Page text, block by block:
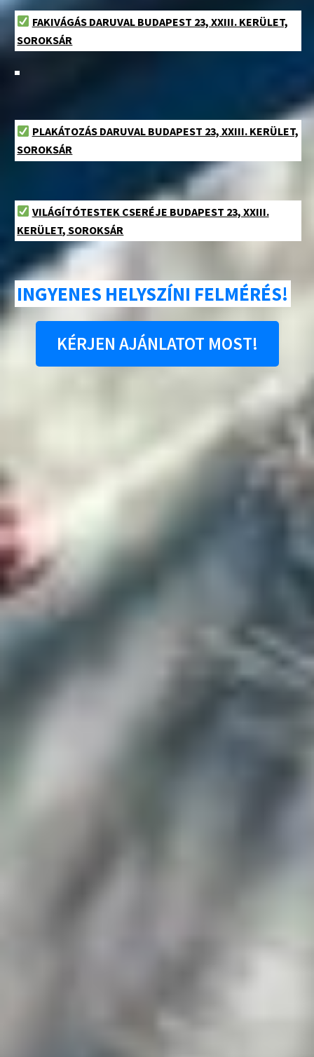
FAKIVÁGÁS DARUVAL BUDAPEST 23, XXIII. KERÜLET,
SOROKSÁR
PLAKÁTOZÁS DARUVAL BUDAPEST 23, XXIII. KERÜLET,
SOROKSÁR
VILÁGÍTÓTESTEK CSERÉJE BUDAPEST 23, XXIII.
KERÜLET, SOROKSÁR
INGYENES HELYSZÍNI FELMÉRÉS!
KÉRJEN AJÁNLATOT MOST!